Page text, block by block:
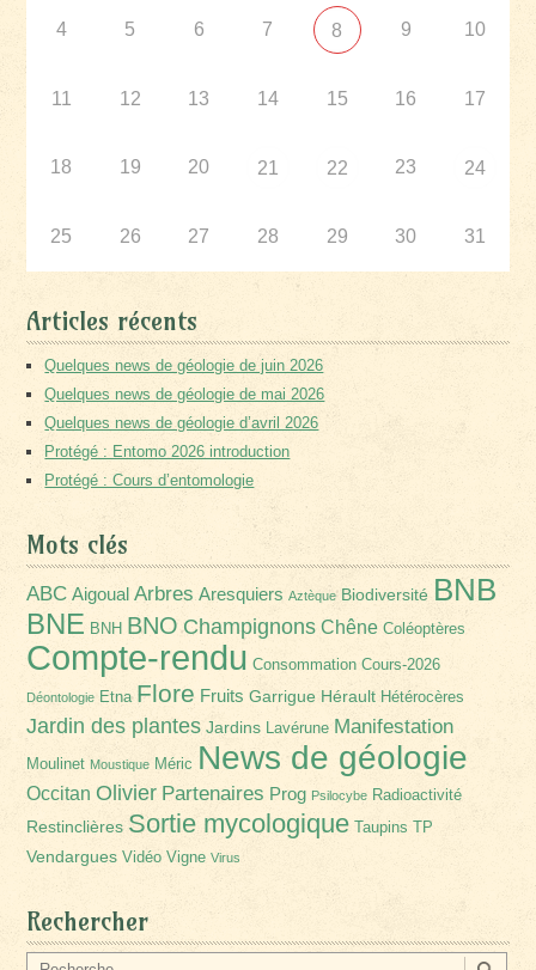
4 5 6 7 8 9 10
11 12 13 14 15 16 17
18 19 20 21 22 23 24
25 26 27 28 29 30 31
Articles récents
Quelques news de géologie de juin 2026
Quelques news de géologie de mai 2026
Quelques news de géologie d’avril 2026
Protégé : Entomo 2026 introduction
Protégé : Cours d’entomologie
Mots clés
ABC Aigoual Arbres Aresquiers Aztèque Biodiversité BNB
BNE BNH BNO Champignons Chêne Coléoptères
Compte-rendu Consommation Cours-2026
Déontologie Etna Flore Fruits Garrigue Hérault Hétérocères
Jardin des plantes Jardins Lavérune Manifestation
Moulinet Moustique Méric News de géologie
Occitan Olivier Partenaires Prog Psilocybe Radioactivité
Restinclières Sortie mycologique Taupins TP
Vendargues Vidéo Vigne Virus
Rechercher